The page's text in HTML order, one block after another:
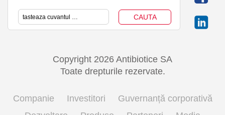
Copyright 2026 Antibiotice SA
Toate drepturile rezervate.
Companie Investitori
Guvernanță corporativă